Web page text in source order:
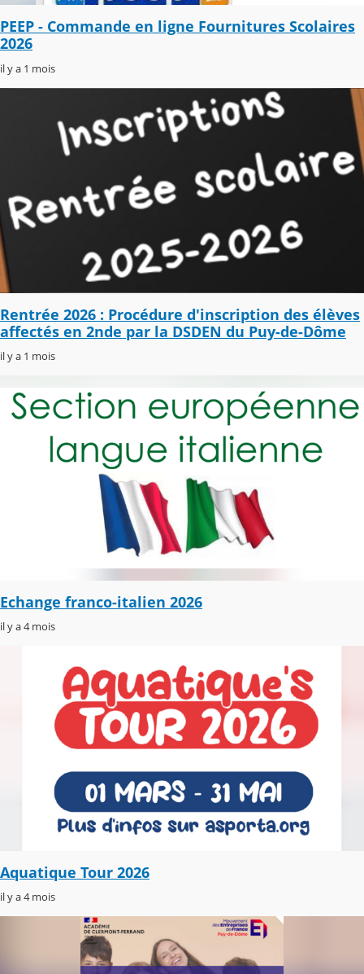
PEEP - Commande en ligne Fournitures Scolaires
2026
il y a 1 mois
Rentrée 2026 : Procédure d'inscription des élèves
affectés en 2nde par la DSDEN du Puy-de-Dôme
il y a 1 mois
Echange franco-italien 2026
il y a 4 mois
Aquatique Tour 2026
il y a 4 mois